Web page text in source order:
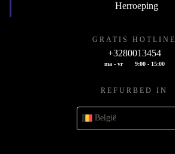
Herroeping
GRATIS HOTLINE
+3280013454
ma - vr 9:00 - 15:00
REFURBED IN
België